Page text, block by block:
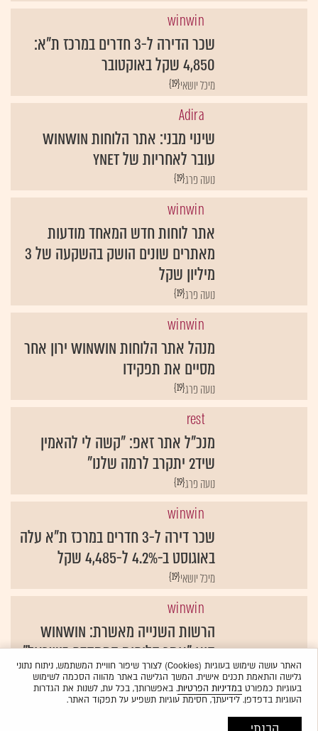
winwin
שכר הדירה ל-3 חדרים במרכז ת"א:
4,850 שקל באוקטובר
{19}מיכל יושאי
Adira
שינוי מבני: אתר הלוחות winwin
עובר לאחריות של ynet
{19}נועה פרג
winwin
אתר לוחות חדש המאחד מודעות
מאתרים שונים הושק בהשקעה של 3
מיליון שקל
{19}
winwin
מנהל אתר הלוחות winwin ירון אחר
מסיים את תפקידו
{19}נועה פרג
rest
מנכ"ל אתר זאפ: "קשה לי להאמין
שיד2 יתקרב לרמה שלנו"
{19}נועה פרג
winwin
שכר דירה ל-3 חדרים במרכז ת"א עלה
באוגוסט ב-4.2% ל-4,485 שקל
{19}מיכל יושאי
winwin
הרשות השנייה מאשרת: winwin
הוא "אתר הלוחות המתקדם בישראל"
{19}
האתר עושה שימוש בעוגיות (Cookies) לצורך שיפור חוויית המשתמש, ניתוח נתוני
גלישה והתאמת תכנים אישית. המשך הגלישה באתר מהווה הסכמה לשימוש
בעוגיות כמפורטבמדיניות הפרטיות. באפשרותך, בכל עת, לשנות את הגדרות
העוגיות בדפדפן. לידיעתך, חסימת עוגיות תשפיע על תפקוד האתר.